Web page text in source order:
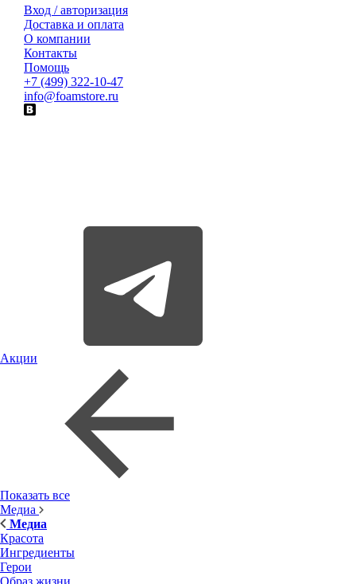
Вход / авторизация
Доставка и оплата
О компании
Контакты
Помощь
+7 (499) 322-10-47
info@foamstore.ru
Акции
Показать все
Медиа
Медиа
Красота
Ингредиенты
Герои
Образ жизни